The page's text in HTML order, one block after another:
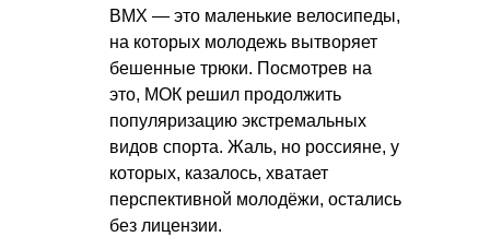
BMX — это маленькие велосипеды,
на которых молодежь вытворяет
бешенные трюки. Посмотрев на
это, МОК решил продолжить
популяризацию экстремальных
видов спорта. Жаль, но россияне, у
которых, казалось, хватает
перспективной молодёжи, остались
без лицензии.